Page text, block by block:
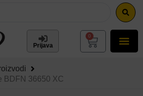
Prijava
0
BDFN 36650 XC